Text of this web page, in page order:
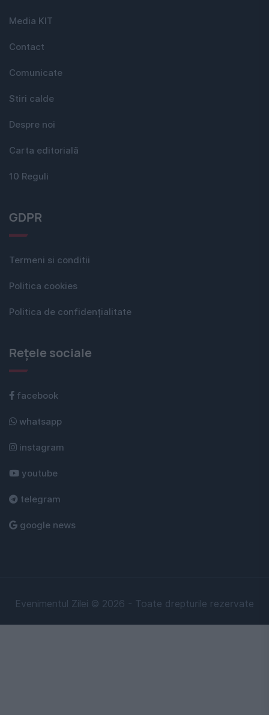
Media KIT
Contact
Comunicate
Stiri calde
Despre noi
Carta editorială
10 Reguli
GDPR
Termeni si conditii
Politica cookies
Politica de confidențialitate
Rețele sociale
facebook
whatsapp
instagram
youtube
telegram
google news
Evenimentul Zilei © 2026 - Toate drepturile rezervate